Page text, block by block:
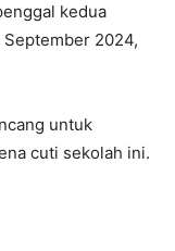
kedua
2024,
untuk
cuti sekolah ini.